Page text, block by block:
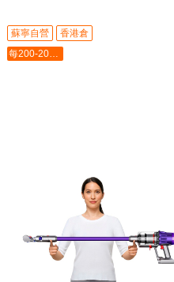
蘇寧自營
香港倉
每200-20最多-2000